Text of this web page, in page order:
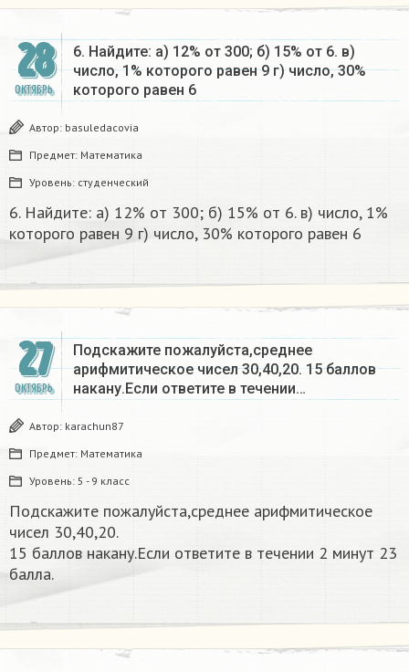
28
ОКТЯБРЬ
6. Найдите: а) 12% от 300; б) 15% от 6. в)
число, 1% которого равен 9 г) число, 30%
которого равен 6​
Автор: basuledacovia
Предмет: Математика
Уровень: студенческий
6. Найдите: а) 12% от 300; б) 15% от 6. в) число, 1%
которого равен 9 г) число, 30% которого равен 6​
27
ОКТЯБРЬ
Подскажите пожалуйста,среднее
арифмитическое чисел 30,40,20. 15 баллов
накану.Если ответите в течении…
Автор: karachun87
Предмет: Математика
Уровень: 5 - 9 класс
Подскажите пожалуйста,среднее арифмитическое
чисел 30,40,20.
15 баллов накану.Если ответите в течении 2 минут 23
балла.​